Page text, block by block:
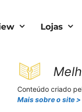
Lojas
Conteúdo criado
Mais sobre o site >